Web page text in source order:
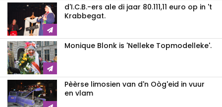
d'I.C.B.-ers ale di jaar 80.111,11 euro op in 't
Krabbegat.
Monique Blonk is 'Nelleke Topmodelleke'.
Pèèrse limosien van d'n Oòg'eid in vuur
en vlam